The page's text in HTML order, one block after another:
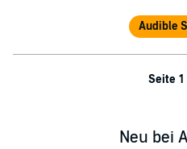
Audible
Seite 1
Neu bei